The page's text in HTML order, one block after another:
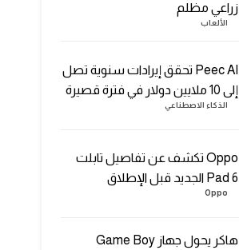
زراعي مظلم
الألعاب
Peec AI تحقق إيرادات سنوية تصل
إلى 10 ملايين دولار في فترة قصيرة
الذكاء الاصطناعي
Oppo تكشف عن تفاصيل تابلت
Pad 6 الجديد قبل الإطلاق
Oppo
هاكر يحول جهاز Game Boy